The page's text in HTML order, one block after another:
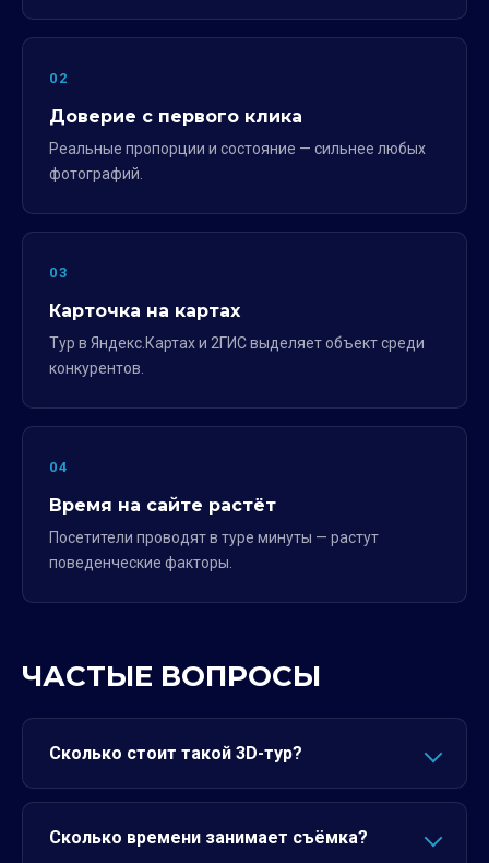
02
Доверие с первого клика
Реальные пропорции и состояние — сильнее любых
фотографий.
03
Карточка на картах
Тур в Яндекс.Картах и 2ГИС выделяет объект среди
конкурентов.
04
Время на сайте растёт
Посетители проводят в туре минуты — растут
поведенческие факторы.
ЧАСТЫЕ ВОПРОСЫ
Сколько стоит такой 3D-тур?
Сколько времени занимает съёмка?